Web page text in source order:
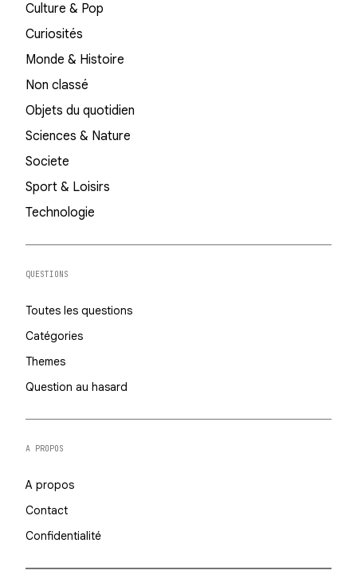
Culture & Pop
Curiosités
Monde & Histoire
Non classé
Objets du quotidien
Sciences & Nature
Societe
Sport & Loisirs
Technologie
QUESTIONS
Toutes les questions
Catégories
Themes
Question au hasard
A PROPOS
A propos
Contact
Confidentialité